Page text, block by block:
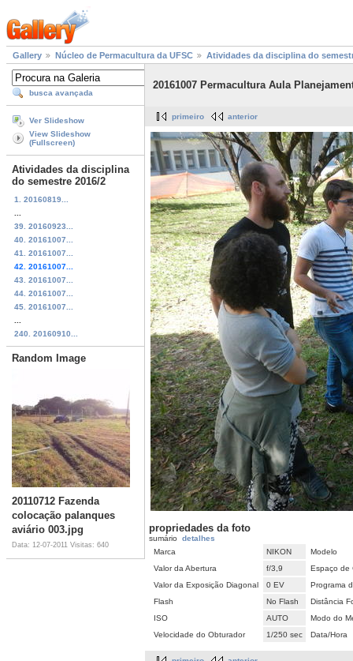
Gallery Núcleo de Permacultura da UFSC Atividades da disciplina do
busca avançada
Ver Slideshow
View Slideshow
(Fullscreen)
Atividades da disciplina
do semestre 2016/2
1. 20160819...
39. 20160923...
40. 20161007...
41. 20161007...
42. 20161007...
43. 20161007...
44. 20161007...
45. 20161007...
240. 20160910...
Random Image
20110712 Fazenda
colocação palanques
aviário 003.jpg
Data: 12-07-2011 Visitas: 640
20161007 Permacultura Aula
primeiro anterior
propriedades da foto
sumário detalhes
Marca
NIKON
Modelo
Valor da Abertura
f/3,9
Espaço de
Valor da Exposição Diagonal
0 EV
Programa
Flash
No Flash
Distância
ISO
AUTO
Modo do
Velocidade do Obturador
1/250 sec Data/Hora